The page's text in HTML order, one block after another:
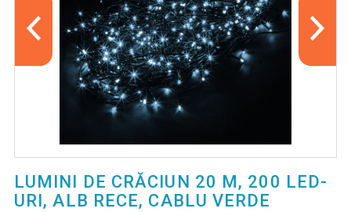
LUMINI DE CRĂCIUN 20 M, 200 LED-
URI, ALB RECE, CABLU VERDE